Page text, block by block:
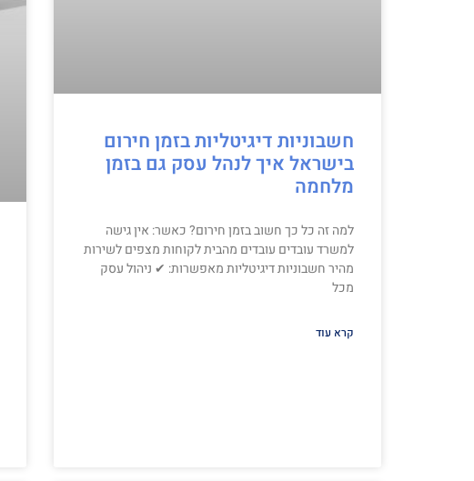
חשבוניות דיגיטליות בזמן חירום
בישראל איך לנהל עסק גם בזמן
מלחמה
למה זה כל כך חשוב בזמן חירום? כאשר: אין גישה
למשרד עובדים עובדים מהבית לקוחות מצפים לשירות
מהיר חשבוניות דיגיטליות מאפשרות: ✔ ניהול עסק
מכל
קרא עוד